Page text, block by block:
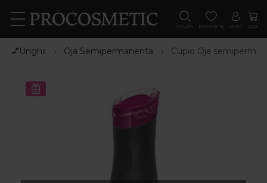
CAUTA FAVORITE CONT COS
💅Unghii Oja Semipermanenta Cupio Oja